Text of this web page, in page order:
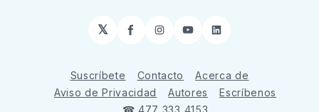
𝕏 Facebook
Instagram
YouTubeLinkedIn
Suscríbete Contacto
Acerca de
Aviso de Privacidad
Autores
Escríbenos
☎ 477 333 4153